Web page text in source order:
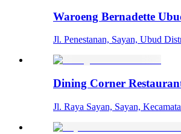
Waroeng Bernadette
Jl. Penestanan, Sayan, Ubud
Dining Corner
Jl. Raya Sayan, Sayan,